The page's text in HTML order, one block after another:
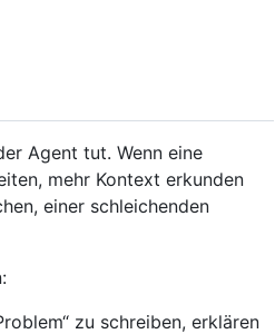
Agent tut. Wenn eine
mehr Kontext erkunden
einer schleichenden
zu schreiben, erklären